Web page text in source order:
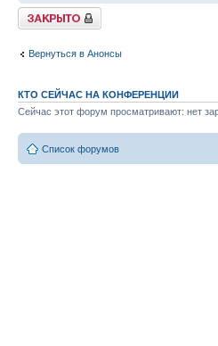
Закрыто
Вернуться в Анонсы
КТО СЕЙЧАС НА КОНФЕРЕНЦИИ
Сейчас этот форум просматривают: нет
Список форумов